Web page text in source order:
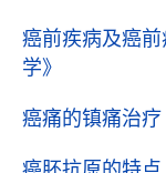
癌前疾病及癌
学》
癌痛的镇痛治疗